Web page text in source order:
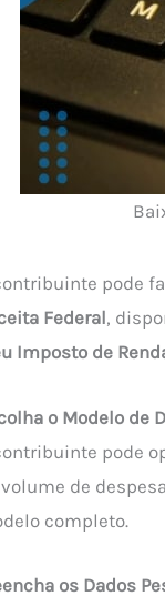
pode
Federal,
Imposto de
o Modelo de
pode
de
completo.
os Dados